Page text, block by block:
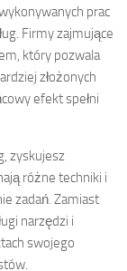
prac
Firmy zajmujące
który pozwala
złożonych
efekt spełni
zyskujesz
różne techniki i
zadań. Zamiast
narzędzi i
swojego